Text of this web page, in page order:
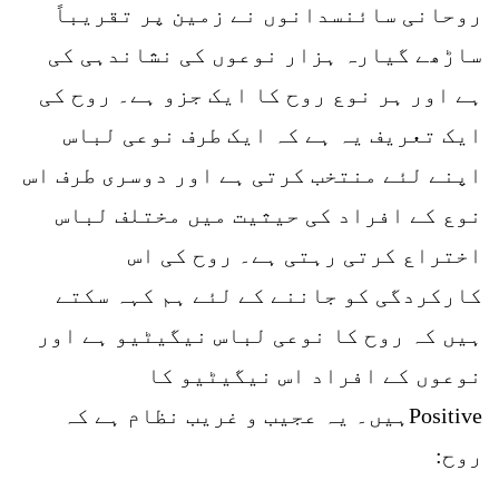
روحانی سائنسدانوں نے زمین پر تقریباً
ساڑھے گیارہ ہزار نوعوں کی نشاندہی کی
ہے اور ہر نوع روح کا ایک جزو ہے۔ روح کی
ایک تعریف یہ ہے کہ ایک طرف نوعی لباس
اپنے لئے منتخب کرتی ہے اور دوسری طرف اس
نوع کے افراد کی حیثیت میں مختلف لباس
اختراع کرتی رہتی ہے۔ روح کی اس
کارکردگی کو جاننے کے لئے ہم کہہ سکتے
ہیں کہ روح کا نوعی لباس نیگیٹیو ہے اور
نوعوں کے افراد اس نیگیٹیو کا
Positiveہیں۔ یہ عجیب و غریب نظام ہے کہ
روح: